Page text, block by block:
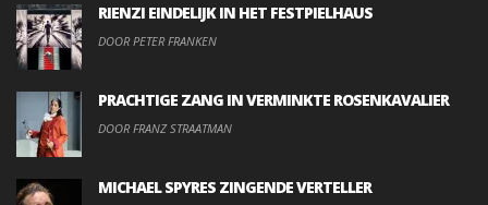
RIENZI EINDELIJK IN HET FESTPIELHAUS
DOOR PETER FRANKEN
PRACHTIGE ZANG IN VERMINKTE ROSENKAVALIER
DOOR FRANZ STRAATMAN
MICHAEL SPYRES ZINGENDE VERTELLER